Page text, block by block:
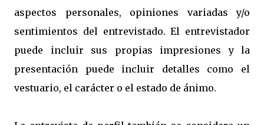
aspectos personales, opiniones variadas y/o
sentimientos del entrevistado. El entrevistador
puede incluir sus propias impresiones y la
presentación puede incluir detalles como el
vestuario, el carácter o el estado de ánimo.